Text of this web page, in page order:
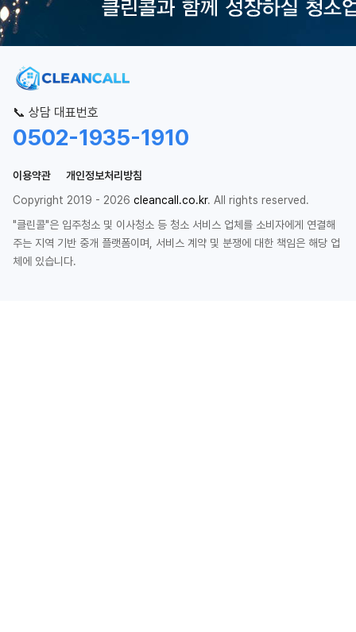
📞 상담 대표번호
0502-1935-1910
이용약관
개인정보처리방침
Copyright 2019 - 2026 cleancall.co.kr. All rights reserved.
"클린콜"은 입주청소 및 이사청소 등 청소 서비스 업체를 소비자에게 연결해
주는 지역 기반 중개 플랫폼이며, 서비스 계약 및 분쟁에 대한 책임은 해당 업
체에 있습니다.